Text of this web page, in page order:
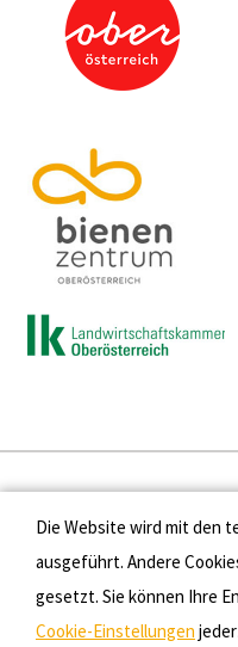
Die Website wird mit den
ausgeführt. Andere
gesetzt. Sie können Ihre
Cookie-Einstellungen